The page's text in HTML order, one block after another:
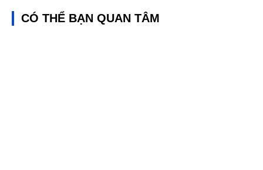
CÓ THỂ BẠN QUAN TÂM